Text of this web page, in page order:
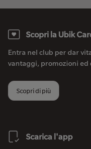
Scopri la Ubik
Entra nel club per dar
vantaggi, promozioni ed
Scopri di più
Scarica l'app